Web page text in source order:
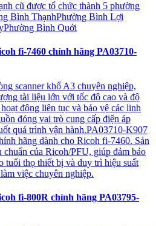
cũ được tổ chức thành 5 phường
Bình ThạnhPhường Bình Lợi
Bình Quới
fi-7460 chính hãng PA03710-
scanner khổ A3 chuyên nghiệp,
tài liệu lớn với tốc độ cao và độ
động liên tục và bảo vệ các linh
đóng vai trò cung cấp điện áp
quá trình vận hành.PA03710-K907
hãng dành cho Ricoh fi-7460. Sản
chuẩn của Ricoh/PFU, giúp đảm bảo
tuổi thọ thiết bị và duy trì hiệu suất
việc chuyên nghiệp.
fi-800R chính hãng PA03795-